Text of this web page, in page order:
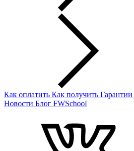
Как оплатить Как получить Гарантии
Новости Блог FWSchool